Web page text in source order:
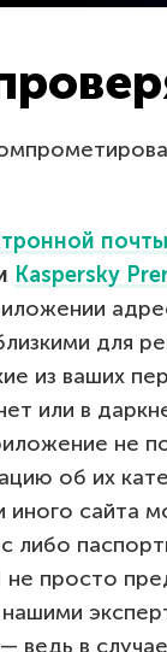
почты
Kaspersky
для
из ваших
или в
не
об их
иного сайта
либо
не просто
ведь в